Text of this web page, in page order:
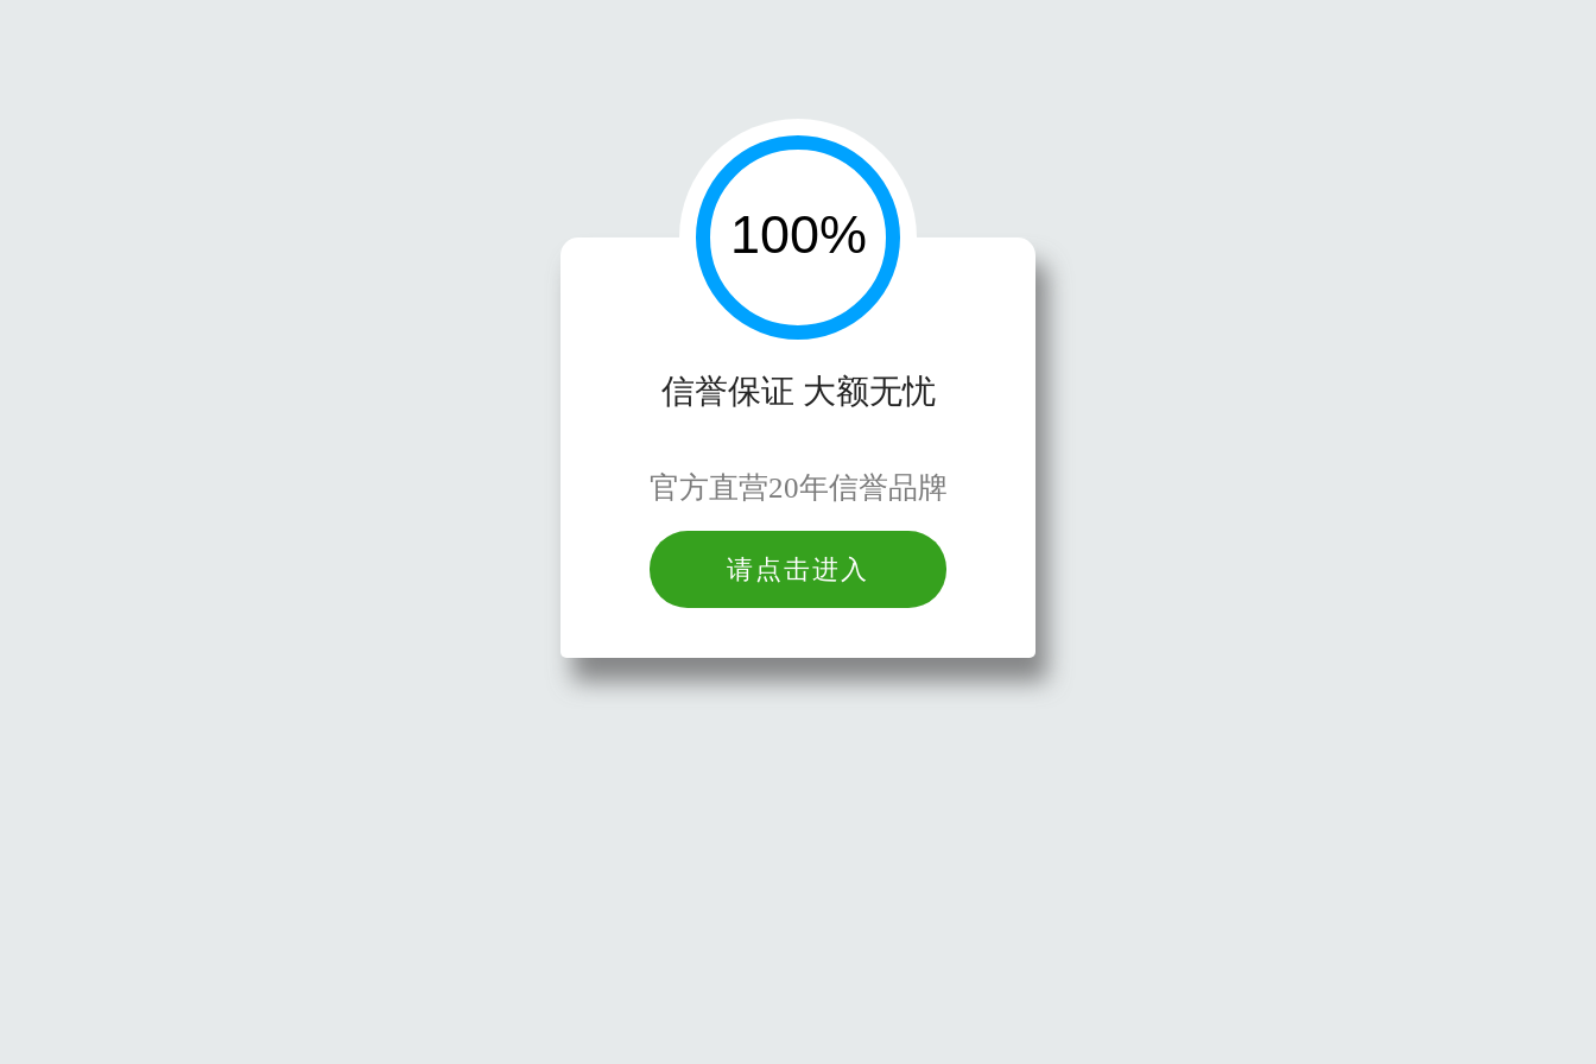
信誉保证 大额无忧
官方直营20年信誉品牌
请点击进入